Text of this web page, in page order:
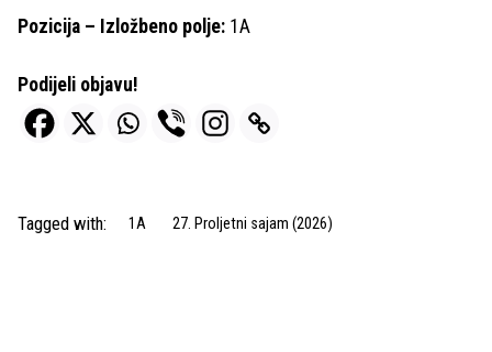
Pozicija – Izložbeno polje: 1A
Podijeli objavu!
Tagged with: 1A 27. Proljetni sajam (2026)